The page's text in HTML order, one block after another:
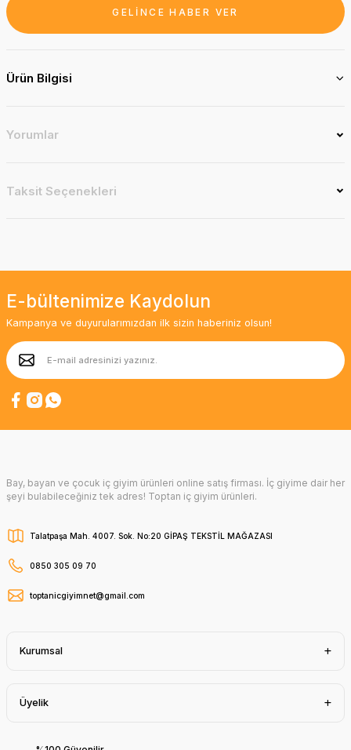
GELİNCE HABER VER
Ürün Bilgisi
Yorumlar
Taksit Seçenekleri
E-bültenimize Kaydolun
Kampanya ve duyurularımızdan ilk sizin haberiniz olsun!
Bay, bayan ve çocuk iç giyim ürünleri online satış firması. İç giyime dair her
şeyi bulabileceğiniz tek adres! Toptan iç giyim ürünleri.
Talatpaşa Mah. 4007. Sok. No:20 GİPAŞ TEKSTİL MAĞAZASI
0850 305 09 70
toptanicgiyimnet@gmail.com
Kurumsal
Üyelik